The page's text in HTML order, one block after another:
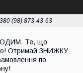
(98) 873-43-63
Те, що
Отримай ЗНИЖКУ
по